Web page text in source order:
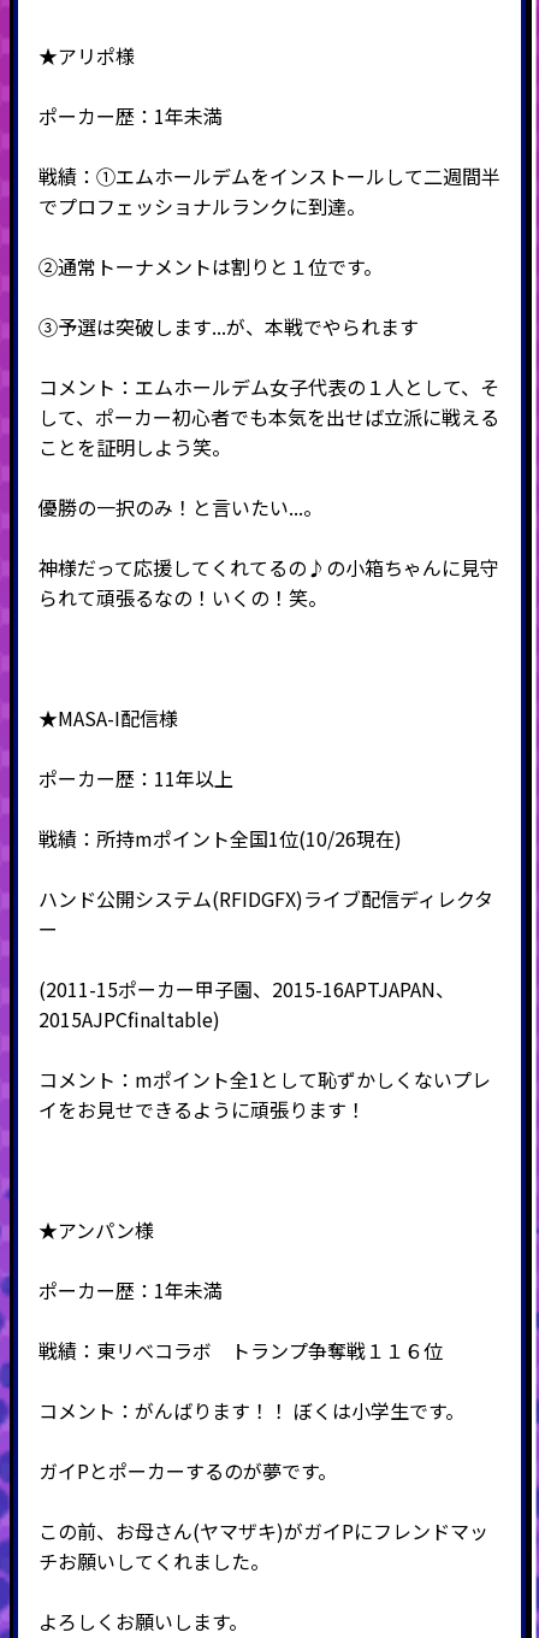
★アリポ様
ポーカー歴：1年未満
戦績：①エムホールデムをインストールして二週間半
でプロフェッショナルランクに到達。
②通常トーナメントは割りと１位です。
③予選は突破します...が、本戦でやられます
コメント：エムホールデム女子代表の１人として、そ
して、ポーカー初心者でも本気を出せば立派に戦える
ことを証明しよう笑。
優勝の一択のみ！と言いたい...。
神様だって応援してくれてるの♪の小箱ちゃんに見守
られて頑張るなの！いくの！笑。
★MASA-I配信様
ポーカー歴：11年以上
戦績：所持mポイント全国1位(10/26現在)
ハンド公開システム(RFIDGFX)ライブ配信ディレクタ
ー
(2011-15ポーカー甲子園、2015-16APTJAPAN、
2015AJPCfinaltable)
コメント：mポイント全1として恥ずかしくないプレ
イをお見せできるように頑張ります！
★アンパン様
ポーカー歴：1年未満
戦績：東リべコラボ トランプ争奪戦１１６位
コメント：がんばります！！ ぼくは小学生です。
ガイPとポーカーするのが夢です。
この前、お母さん(ヤマザキ)がガイPにフレンドマッ
チお願いしてくれました。
よろしくお願いします。